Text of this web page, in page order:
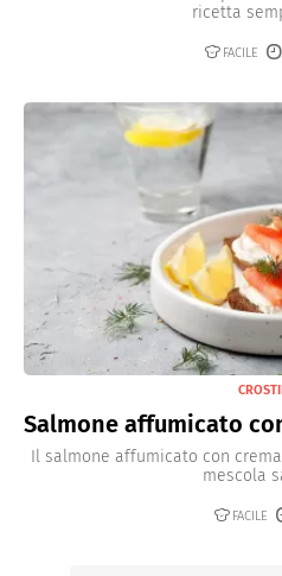
ricetta
FACILE
Salmone affumicato
Il salmone affumicato con
mescola
FACILE